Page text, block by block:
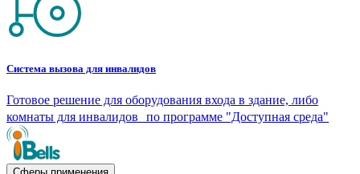
Система вызова для инвалидов
Готовое решение для оборудования входа в здание, либо
комнаты для инвалидов по программе "Доступная среда"